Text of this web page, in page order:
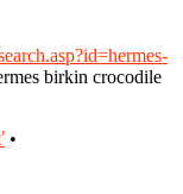
birkin crocodile
•